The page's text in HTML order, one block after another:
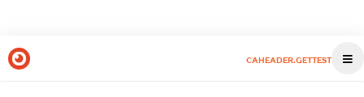
CAHEADER.GETTEST